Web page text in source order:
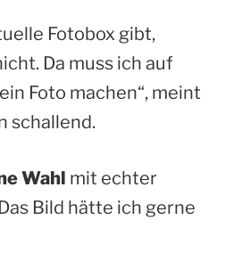
Fotobox gibt,
Da muss ich auf
Foto machen“, meint
schallend.
Wahl mit echter
Bild hätte ich gerne